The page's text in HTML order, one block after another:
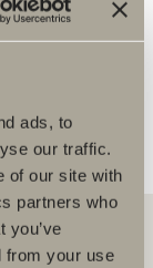
ads, to
our traffic.
of our site with
partners who
you’ve
from your use